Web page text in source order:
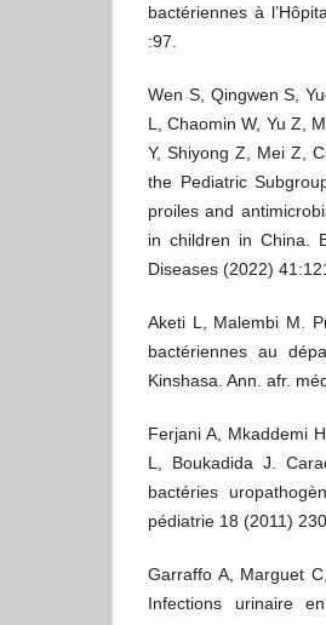
bactériennes à
:97.
Wen S, Qingwen S,
L, Chaomin W, Yu Z,
Y, Shiyong Z, Mei Z,
the Pediatric
proiles and
in children in China.
Diseases (2022)
Aketi L, Malembi M.
bactériennes au
Kinshasa. Ann. afr.
Ferjani A, Mkaddemi
L, Boukadida J.
bactéries
pédiatrie 18 (2011)
Garraffo A, Marguet
Infections urinaire